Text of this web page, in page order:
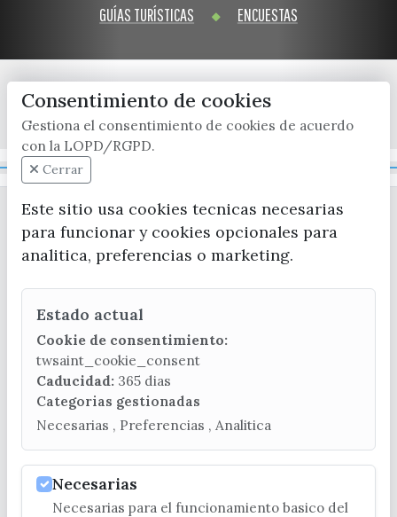
GUÍAS TURÍSTICAS ENCUESTAS
x / twitter facebook youtube instagram
CONTACTA CON LA OFICINA DE TURISMO
(+34) 952 541 104
turismo@velezmalaga.es
C/ Poniente, 2. CP 29740 - Torre del Mar
Consentimiento de cookies
Gestiona el consentimiento de cookies de acuerdo
con la LOPD/RGPD.
Cerrar
Este sitio usa cookies tecnicas necesarias
para funcionar y cookies opcionales para
analitica, preferencias o marketing.
Estado actual
Cookie de consentimiento:
twsaint_cookie_consent
Caducidad: 365 dias
Categorias gestionadas
Necesarias , Preferencias , Analitica
Necesarias
Necesarias para el funcionamiento basico del